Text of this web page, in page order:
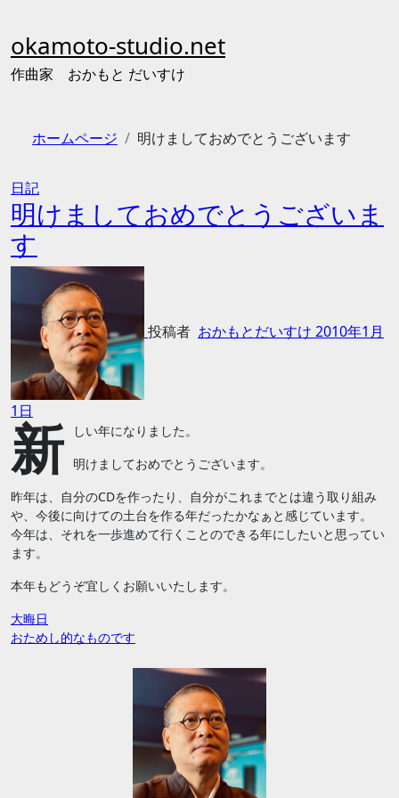
を
ス
okamoto-studio.net
作曲家 おかもと だいすけ
ホームページ 明けましておめでとうございます
日記
明けましておめでとうございま
す
投稿者 おかもとだいすけ 2010年1月
1日
新
しい年になりました。
明けましておめでとうございます。
昨年は、自分のCDを作ったり、自分がこれまでとは違う取り組み
や、今後に向けての土台を作る年だったかなぁと感じています。
今年は、それを一歩進めて行くことのできる年にしたいと思ってい
ます。
本年もどうぞ宜しくお願いいたします。
投
稿
大晦日
おためし的なものです